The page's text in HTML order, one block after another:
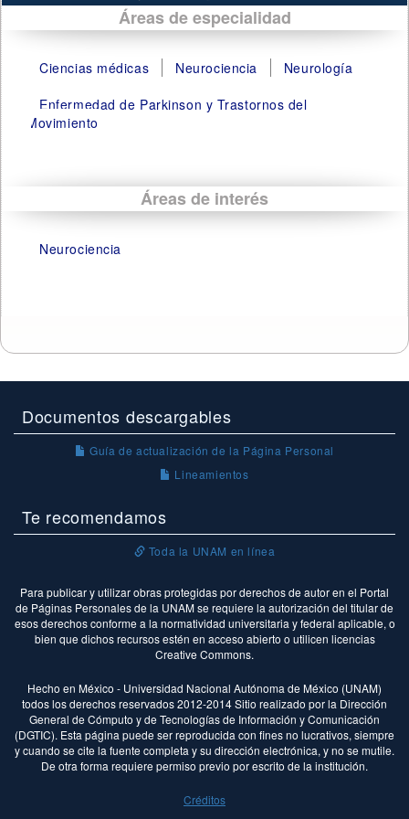
Áreas de especialidad
Ciencias médicas Neurociencia
Neurología
Enfermedad de Parkinson y Trastornos del
Movimiento
Áreas de interés
Neurociencia
Documentos descargables
Guía de actualización de la Página Personal
Lineamientos
Te recomendamos
Toda la UNAM en línea
Para publicar y utilizar obras protegidas por derechos de autor en el Portal
de Páginas Personales de la UNAM se requiere la autorización del titular de
esos derechos conforme a la normatividad universitaria y federal aplicable, o
bien que dichos recursos estén en acceso abierto o utilicen licencias
Creative Commons.
Hecho en México - Universidad Nacional Autónoma de México (UNAM)
todos los derechos reservados 2012-2014 Sitio realizado por la Dirección
General de Cómputo y de Tecnologías de Información y Comunicación
(DGTIC). Esta página puede ser reproducida con fines no lucrativos, siempre
y cuando se cite la fuente completa y su dirección electrónica, y no se mutile.
De otra forma requiere permiso previo por escrito de la institución.
Créditos